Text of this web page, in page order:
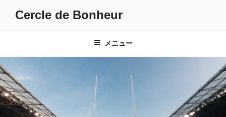
へ
ス
キ
ッ
Cercle de Bonheur
メニュー